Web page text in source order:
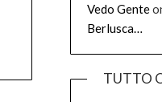
Vedo Gente
Berlusca…
TUTTO